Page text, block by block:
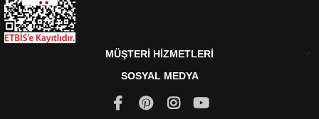
MÜŞTERİ HİZMETLERİ
SOSYAL MEDYA